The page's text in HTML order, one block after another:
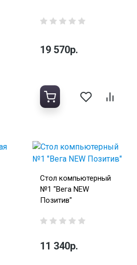
19 570р.
Стол компьютерный
№1 "Вега NEW
Позитив"
11 340р.